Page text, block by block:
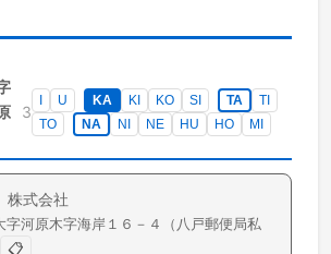
3
I U KA KI KO SI TA
TI
TO
NA NI NE HU HO MI
式会社
字河原木字海岸１６－４（八戸郵便局私
📋